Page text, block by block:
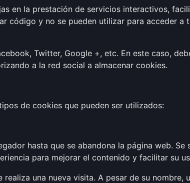
en la prestación de servicios interactivos,
código y no se pueden utilizar para acceder a
Twitter, Google +, etc. En este caso,
a la red social a almacenar cookies.
de cookies que pueden ser utilizados:
hasta que se abandona la página web. Se
para mejorar el contenido y facilitar su
una nueva visita. A pesar de su nombre,